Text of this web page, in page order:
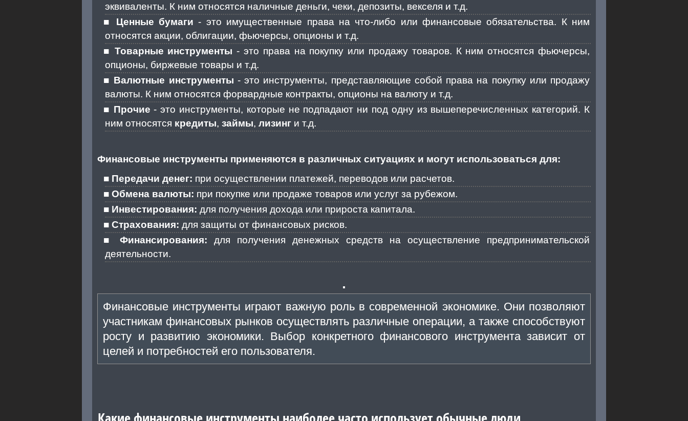
эквиваленты. К ним относятся наличные деньги, чеки, депозиты, векселя и т.д.
Ценные бумаги - это имущественные права на что-либо или финансовые обязательства. К ним
относятся акции, облигации, фьючерсы, опционы и т.д.
Товарные инструменты - это права на покупку или продажу товаров. К ним относятся фьючерсы,
опционы, биржевые товары и т.д.
Валютные инструменты - это инструменты, представляющие собой права на покупку или продажу
валюты. К ним относятся форвардные контракты, опционы на валюту и т.д.
Прочие - это инструменты, которые не подпадают ни под одну из вышеперечисленных категорий. К
ним относятся кредиты, займы, лизинг и т.д.
Финансовые инструменты применяются в различных ситуациях и могут использоваться для:
Передачи денег: при осуществлении платежей, переводов или расчетов.
Обмена валюты: при покупке или продаже товаров или услуг за рубежом.
Инвестирования: для получения дохода или прироста капитала.
Страхования: для защиты от финансовых рисков.
Финансирования: для получения денежных средств на осуществление предпринимательской
деятельности.
Финансовые инструменты играют важную роль в современной экономике. Они позволяют
участникам финансовых рынков осуществлять различные операции, а также способствуют
росту и развитию экономики. Выбор конкретного финансового инструмента зависит от
целей и потребностей его пользователя.